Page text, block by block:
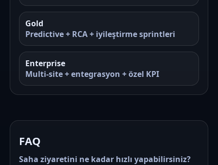
Gold
Predictive + RCA + iyileştirme sprintleri
Enterprise
Multi‑site + entegrasyon + özel KPI
FAQ
Saha ziyaretini ne kadar hızlı yapabilirsiniz?